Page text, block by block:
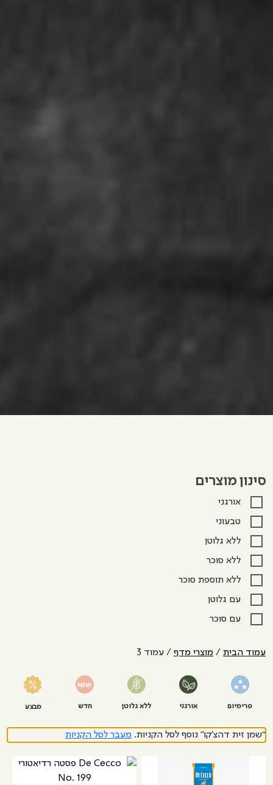
סינון מוצרים
אורגני
טבעוני
ללא גלוטן
ללא סוכר
ללא תוספת סוכר
עם גלוטן
עם סוכר
עמוד הבית / מוצרי מדף / עמוד 3
פרימיום אורגני ללא גלוטן חדש מבצע
“שמן זית דהצ'קו” נוסף לסל הקניות. מעבר לסל הקניות